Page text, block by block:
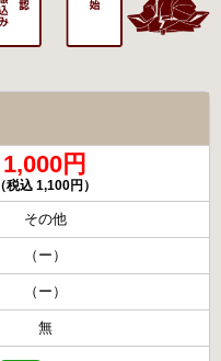
1,000円
（税込 1,100円）
その他
（ー）
（ー）
無